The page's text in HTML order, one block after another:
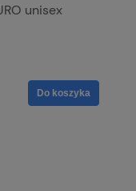
unisex
Do koszyka